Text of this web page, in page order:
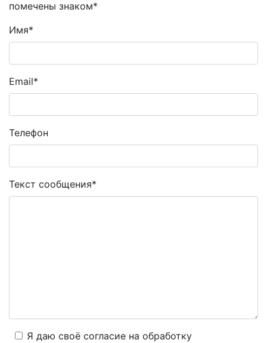
помечены знаком*
Имя*
Email*
Телефон
Текст сообщения*
Я даю своё согласие на обработку